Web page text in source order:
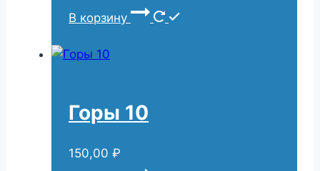
В корзину
Горы 10
150,00 ₽